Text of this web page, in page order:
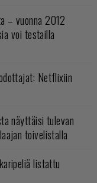
– vuonna 2012
voi testailla
Netflixiin
näyttäisi tulevan
toivelistalla
listattu